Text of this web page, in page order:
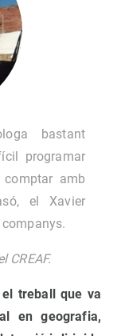
bastant
programar
amb
el Xavier
CREAF.
treball que va
en geografia,